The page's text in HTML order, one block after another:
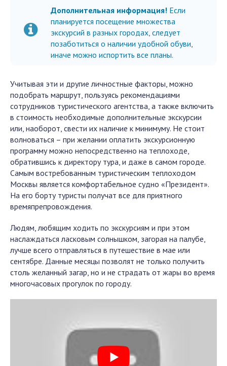
Дополнительная информация! Если
планируется посещение множества
экскурсий в разных городах, следует
позаботиться о наличии удобной обуви,
иначе можно испортить все планы.
Учитывая эти и другие личностные факторы, можно
подобрать маршрут, пользуясь рекомендациями
сотрудников туристического агентства, а также включить
в стоимость необходимые дополнительные экскурсии
или, наоборот, свести их наличие к минимуму. Не стоит
волноваться – при желании оплатить экскурсионную
программу можно непосредственно на теплоходе,
обратившись к директору тура, и даже в самом городе.
Самым востребованным туристическим теплоходом
Москвы является комфортабельное судно «Президент».
На его борту туристы получат все для приятного
времяпрепровождения.
Людям, любящим ходить по экскурсиям и при этом
наслаждаться ласковым солнышком, загорая на палубе,
лучше всего отправляться в путешествие в мае или
сентябре. Данные месяцы позволят не только получить
столь желанный загар, но и не страдать от жары во время
многочасовых прогулок по городу.